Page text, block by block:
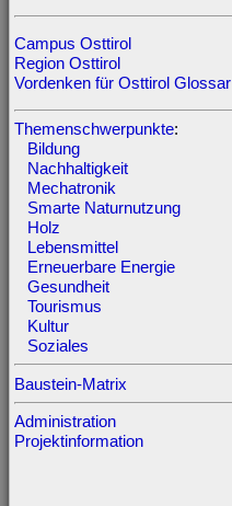
Campus Osttirol
Region Osttirol
Vordenken für Osttirol Glossar
Themenschwerpunkte:
Bildung
Nachhaltigkeit
Mechatronik
Smarte Naturnutzung
Holz
Lebensmittel
Erneuerbare Energie
Gesundheit
Tourismus
Kultur
Soziales
Baustein-Matrix
Administration
Projektinformation